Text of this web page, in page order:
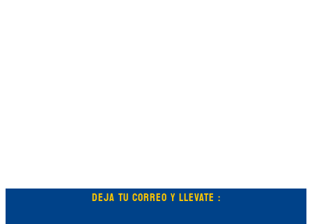
DEJA TU CORREO Y LLEVATE :